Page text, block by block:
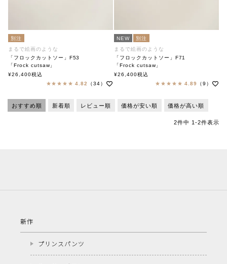
別注
まるで絵画のような
「フロックカットソー」F53
「Frock cutsaw」
soutiencollar（ステンカラー）
¥26,400税込
4.82
（34）
NEW
別注
まるで絵画のような
「フロックカットソー」F71
「Frock cutsaw」
soutiencollar×ANTIPAST
¥26,400税込
4.89
（9）
おすすめ順 新着順 レビュー順 価格が安い順 価格が高い順
2件中 1-2件表示
新作
プリンスパンツ